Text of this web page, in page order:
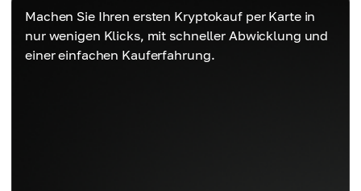
Machen Sie Ihren ersten Kryptokauf per Karte in
nur wenigen Klicks, mit schneller Abwicklung und
einer einfachen Kauferfahrung.